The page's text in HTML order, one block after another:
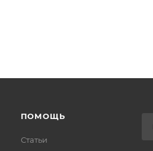
ПОМОЩЬ
Статьи